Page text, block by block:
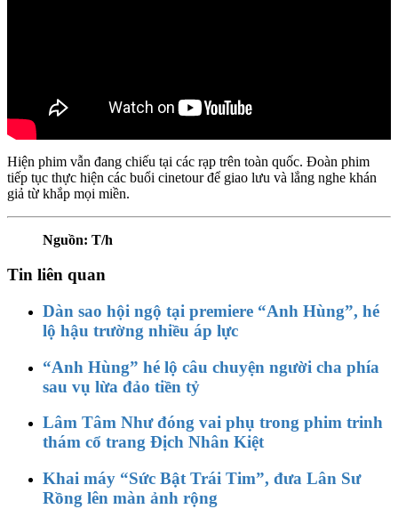
Hiện phim vẫn đang chiếu tại các rạp trên toàn quốc. Đoàn phim
tiếp tục thực hiện các buổi cinetour để giao lưu và lắng nghe khán
giả từ khắp mọi miền.
Nguồn: T/h
Tin liên quan
Dàn sao hội ngộ tại premiere “Anh Hùng”, hé
lộ hậu trường nhiều áp lực
“Anh Hùng” hé lộ câu chuyện người cha phía
sau vụ lừa đảo tiền tỷ
Lâm Tâm Như đóng vai phụ trong phim trinh
thám cổ trang Địch Nhân Kiệt
Khai máy “Sức Bật Trái Tim”, đưa Lân Sư
Rồng lên màn ảnh rộng